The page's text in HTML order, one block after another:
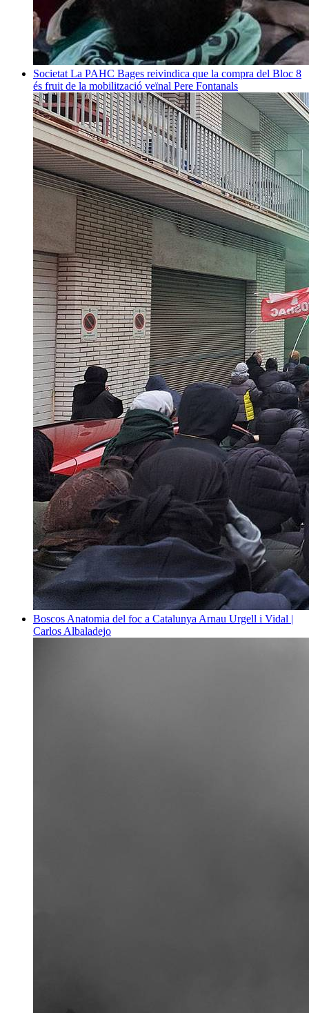
Societat La PAHC Bages reivindica que la compra del Bloc 8
és fruit de la mobilització veïnal Pere Fontanals
Boscos Anatomia del foc a Catalunya Arnau Urgell i Vidal |
Carlos Albaladejo